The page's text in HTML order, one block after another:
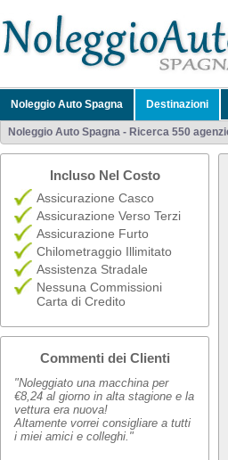
Noleggio Auto Spagna Destinazioni
Noleggio Auto Spagna - Ricerca 550
Incluso Nel Costo
Assicurazione Casco
Assicurazione Verso Terzi
Assicurazione Furto
Chilometraggio Illimitato
Assistenza Stradale
Nessuna Commissioni
Carta di Credito
Commenti dei Clienti
"Noleggiato una macchina per
€8,24 al giorno in alta stagione e la
vettura era nuova!
Altamente vorrei consigliare a tutti
i miei amici e colleghi."